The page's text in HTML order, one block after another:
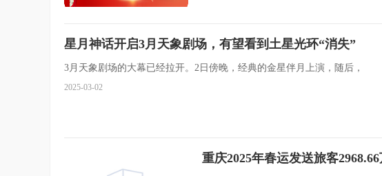
星月神话开启3月天象剧场，有望看到土星光环“消失”
3月天象剧场的大幕已经拉开。2日傍晚，经典的金星伴月上演，随后，
2025-03-02
重庆2025年春运发送旅客